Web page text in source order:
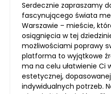
Serdecznie zapraszamy
fascynującego świata
Warszawie – mieście,
osiągnięcia w tej
możliwościami poprawy
platforma to wyjątkowe
ma na celu ułatwienie Ci
estetycznej,
indywidualnych potrzeb.